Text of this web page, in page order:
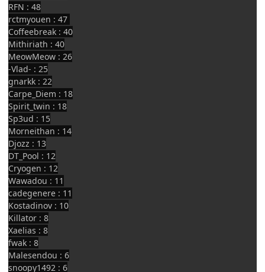
RFN : 48
rctmyouen : 47
Coffeebreak : 40
Mithiriath : 40
MeowMeow : 26
-Vlad- : 25
gnarkk : 22
Carpe_Diem : 18
Spirit_twin : 18
Sp3ud : 15
Morneithan : 14
Djozz : 13
DT_Pool : 12
Cryogen : 12
Wawadou : 11
cadegenere : 11
Kostadinov : 10
Killator : 8
Xaelias : 8
fwak : 8
Malesendou : 6
snoopy1492 : 6